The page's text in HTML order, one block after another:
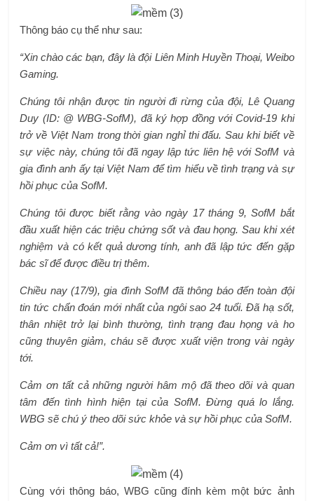
Thông báo cụ thể như sau:
“Xin chào các bạn, đây là đội Liên Minh Huyền Thoại, Weibo
Gaming.
Chúng tôi nhận được tin người đi rừng của đội, Lê Quang
Duy (ID: @ WBG-SofM), đã ký hợp đồng với Covid-19 khi
trở về Việt Nam trong thời gian nghỉ thi đấu. Sau khi biết về
sự việc này, chúng tôi đã ngay lập tức liên hệ với SofM và
gia đình anh ấy tại Việt Nam để tìm hiểu về tình trạng và sự
hồi phục của SofM.
Chúng tôi được biết rằng vào ngày 17 tháng 9, SofM bắt
đầu xuất hiện các triệu chứng sốt và đau họng. Sau khi xét
nghiệm và có kết quả dương tính, anh đã lập tức đến gặp
bác sĩ để được điều trị thêm.
Chiều nay (17/9), gia đình SofM đã thông báo đến toàn đội
tin tức chẩn đoán mới nhất của ngôi sao 24 tuổi. Đã hạ sốt,
thân nhiệt trở lại bình thường, tình trạng đau họng và ho
cũng thuyên giảm, cháu sẽ được xuất viện trong vài ngày
tới.
Cảm ơn tất cả những người hâm mộ đã theo dõi và quan
tâm đến tình hình hiện tại của SofM. Đừng quá lo lắng.
WBG sẽ chú ý theo dõi sức khỏe và sự hồi phục của SofM.
Cảm ơn vì tất cả!”.
Cùng với thông báo, WBG cũng đính kèm một bức ảnh